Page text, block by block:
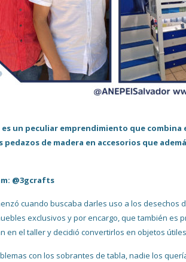
es un peculiar emprendimiento que
pedazos de madera en accesorios que
@3gcrafts
cuando buscaba darles uso a los desechos
exclusivos y por encargo, que también
en el taller y decidió convertirlos en objetos
con los sobrantes de tabla, nadie los